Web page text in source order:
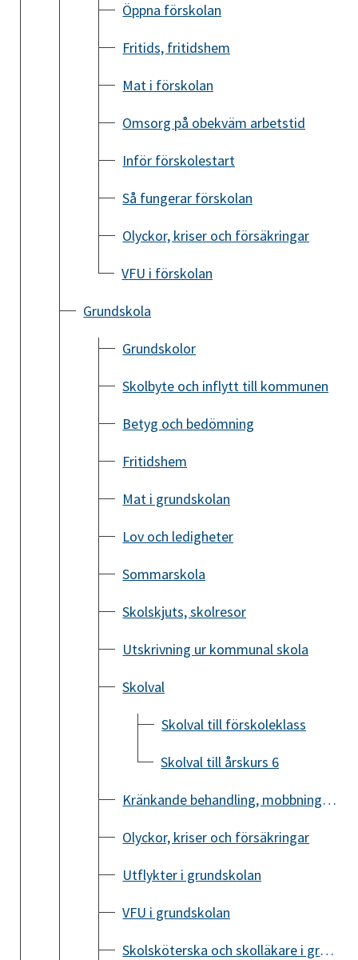
Öppna förskolan
Fritids, fritidshem
Mat i förskolan
Omsorg på obekväm arbetstid
Inför förskolestart
Så fungerar förskolan
Olyckor, kriser och försäkringar
VFU i förskolan
Grundskola
Grundskolor
Skolbyte och inflytt till kommunen
Betyg och bedömning
Fritidshem
Mat i grundskolan
Lov och ledigheter
Sommarskola
Skolskjuts, skolresor
Utskrivning ur kommunal skola
Skolval
Skolval till förskoleklass
Skolval till årskurs 6
Kränkande behandling, mobbning och diskriminering i grundskolan
Olyckor, kriser och försäkringar
Utflykter i grundskolan
VFU i grundskolan
Skolsköterska och skolläkare i grundskolan